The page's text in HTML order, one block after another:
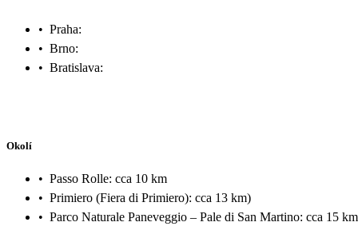
• Praha:
• Brno:
• Bratislava:
Okolí
• Passo Rolle: cca 10 km
• Primiero (Fiera di Primiero): cca 13 km)
• Parco Naturale Paneveggio – Pale di San Martino: cca 15